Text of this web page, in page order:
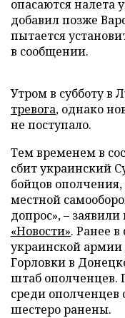
опасаются налета
добавил позже
пытается
в сообщении.
Утром в субботу в
тревога, однако
не поступало.
Тем временем в
сбит украинский
бойцов
местной
допрос», –
«Новости». Ранее в
украинской армии
Горловки в
штаб
среди ополченцев
шестеро ранены.